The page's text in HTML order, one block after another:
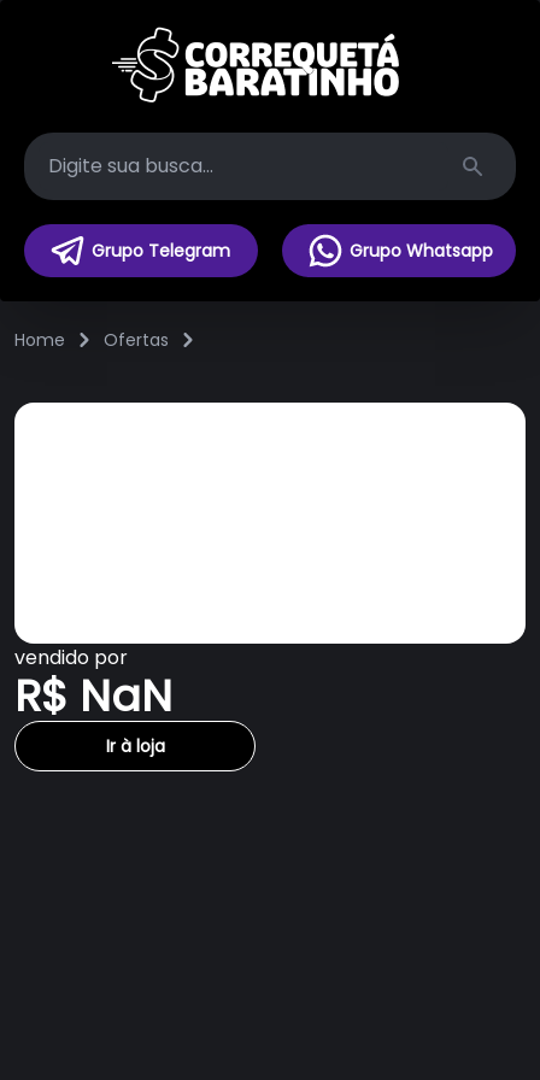
Search
Grupo Telegram Grupo Whatsapp
Home Ofertas
vendido por
R$ NaN
Ir à loja